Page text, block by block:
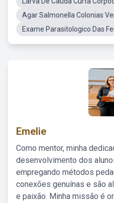
Agar Salmonella Colonias
Exame Parasitologico Das
Emelie
Como mentor, minha
desenvolvimento dos
empregando métodos
conexões genuínas e são
e paixão. Minha missão é